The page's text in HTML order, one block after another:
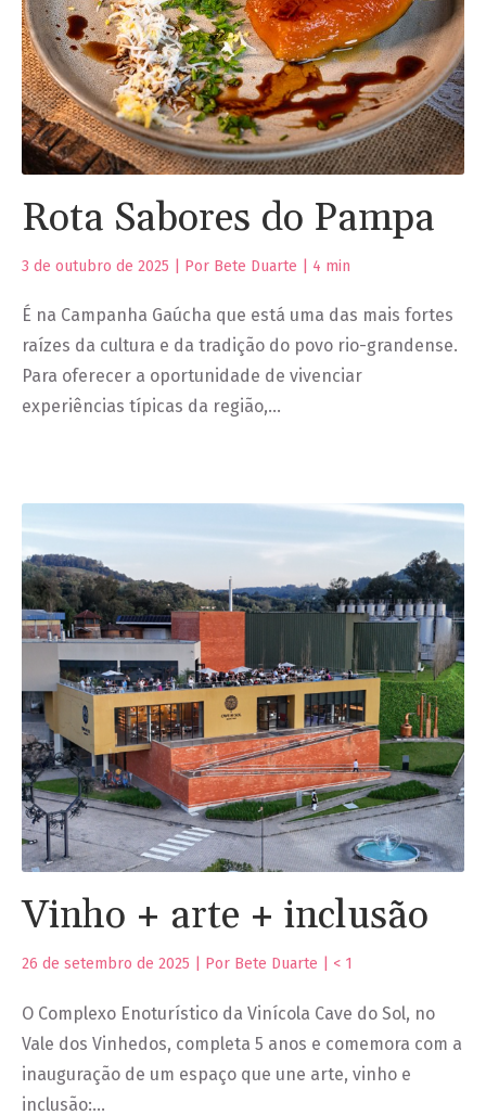
Rota Sabores do Pampa
3 de outubro de 2025 | Por Bete Duarte | 4 min
É na Campanha Gaúcha que está uma das mais fortes
raízes da cultura e da tradição do povo rio-grandense.
Para oferecer a oportunidade de vivenciar
experiências típicas da região,…
Vinho + arte + inclusão
26 de setembro de 2025 | Por Bete Duarte | < 1
O Complexo Enoturístico da Vinícola Cave do Sol, no
Vale dos Vinhedos, completa 5 anos e comemora com a
inauguração de um espaço que une arte, vinho e
inclusão:…